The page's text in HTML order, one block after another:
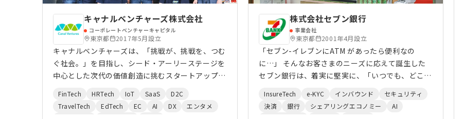
キャナルベンチャーズ株式会社
コーポレートベンチャーキャピタル
東京都 2017年5月設立
キャナルベンチャーズは、「挑戦が、挑戦を、つむ
ぐ社会。」を目指し、シード・アーリーステージを
中心とした次代の価値創造に挑むスタートアップ及
成長に貢献し、挑戦の連鎖を創出していきます。
FinTech HRTech IoT SaaS
D2C
TravelTech
EdTech EC AI DX
エンタメ
株式会社セブン銀行
事業会社
東京都 2001年4月設立
「セブン-イレブンにATM があったら便利なの
に…」 そんなお客さまのニーズに応えて誕生した
セブン銀行は、着実に堅実に、「いつでも、どこで
サービスをつくり上げてきました。 今、私たちを
取巻く環境は、スマートフォンの普及や決済手段の
InsureTech e-KYC インバウンド
セキュリティ
決済
銀行 シェアリングエコノミー
AI